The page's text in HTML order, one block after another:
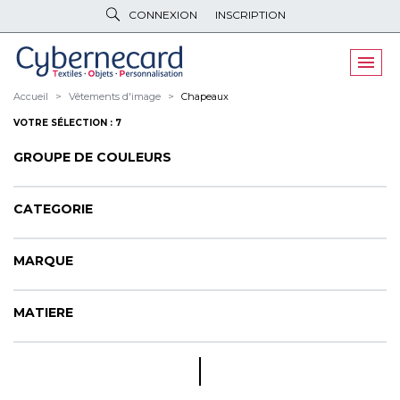
CONNEXION INSCRIPTION
VÊTEMENTSDE TRAVAIL
VÊTEMENTS D'IMAGE
PARAPLUIES & BAGAGERIE
PELUCHES& GOODIES
Accueil Vêtements d'image Chapeaux
VOTRE SÉLECTION : 7
GROUPE DE COULEURS
CATEGORIE
MARQUE
MATIERE